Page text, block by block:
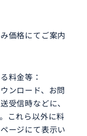
価格にてご案内
料金等：
ンロード、お問
受信時などに、
これら以外に料
ージにて表示い